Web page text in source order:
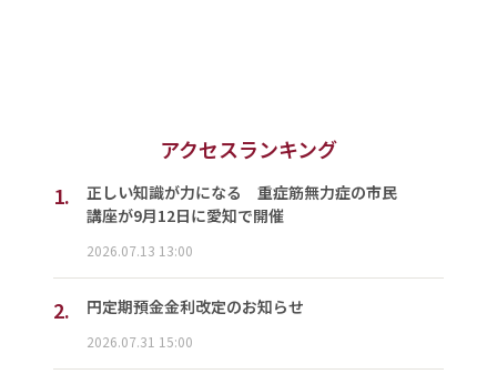
アクセスランキング
1.
正しい知識が力になる 重症筋無力症の市民
講座が9月12日に愛知で開催
2026.07.13 13:00
2. 円定期預金金利改定のお知らせ
2026.07.31 15:00